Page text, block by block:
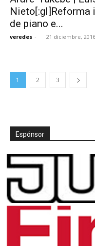
Nieto[:gl]Reforma
de piano e...
veredes - 21 diciembre, 2016
1 2 3
Espónsor